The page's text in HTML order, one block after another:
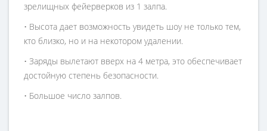
зрелищных фейерверков из 1 залпа.
• Высота дает возможность увидеть шоу не только тем,
кто близко, но и на некотором удалении.
• Заряды вылетают вверх на 4 метра, это обеспечивает
достойную степень безопасности.
• Большое число залпов.